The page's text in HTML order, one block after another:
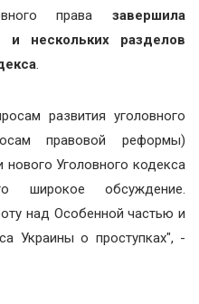
права завершила
нескольких разделов
.
развития уголовного
правовой реформы)
Уголовного кодекса
широкое обсуждение.
над Особенной частью и
Украины о проступках", -